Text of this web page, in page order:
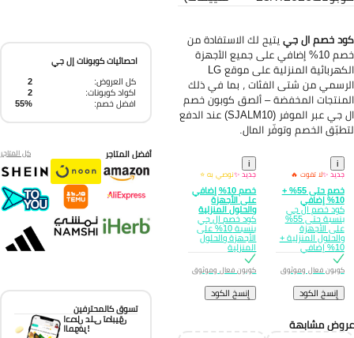
خصم ال جييتيح لك الاستفادة من
خصم 10% إضافي على جميع الأجهزة
الكهربائية المنزلية على موقع LG
من شتى الفئات ، بما في ذلك
المخفضة – ألصق كوبون خصم
ال جي عبر الموفر (SJALM10) عند الدفع
الخصم وتوفّر المال.
i
جديد ✨لا تفوت 🔥
خصم حتى 55% +
10% إضافي
كود خصم ال جي
بنسبة حتى 55%
على الأجهزة
والحلول المنزلية +
10% إضافي
كوبون فعال وموثوق
إِنسخ الكود
i
جديد ✨نوصي به ⭐
خصم 10% إضافي
على الأجهزة
والحلول المنزلية
كود خصم ال جي
بنسبة 10% على
الأجهزة والحلول
المنزلية
كوبون فعال وموثوق
إِنسخ الكود
مشابهة
احصائيات كوبونات إل جي
كل العروض:
اكواد كوبونات:
افضل خصم: 55%
أفضل المتاجر كل المتاجر
تسوق كالمحترفين
احصل على تطبيق
الموفر!